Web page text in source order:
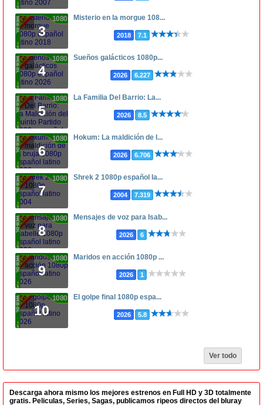
3
1080p Misterio en la morgue 108...
2018 7.1
4
1080p Sueños galácticos 1080p...
2026 6.227
5
1080p La Familia Del Barrio: La...
2026 8.5
6
1080p Hokum: La maldición de l...
2026 6.706
7
1080p Shrek 2 1080p español la...
2004 7.319
8
1080p Mensajes de voz para Isab...
2026 6
9
1080p Maridos en acción 1080p ...
2026 1
10
1080p El golpe final 1080p espa...
2026 5.8
Ver todo
Descarga ahora mismo los mejores estrenos en Full HD y 3D totalmente
gratis. Peliculas, Series, Sagas, publicamos ripeos directos del bluray